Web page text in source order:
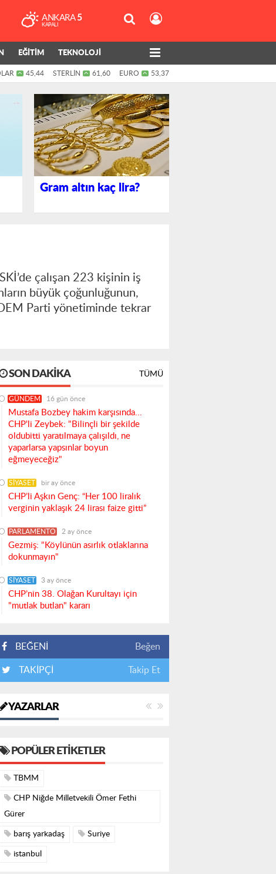
ANKARA 5
KAPALI
EĞİTİM TEKNOLOJİ
45,44 STERLİN 61,60 EURO 53,37
Gram altın kaç lira?
çalışan 223 kişinin iş
büyük çoğunluğunun,
Parti yönetiminde tekrar
SON DAKIKA TÜMÜ
GÜNDEM 16 gün önce
Mustafa Bozbey hakim karşısında...
CHP'li Zeybek: "Bilinçli bir şekilde
oldubitti yaratılmaya çalışıldı, ne
yaparlarsa yapsınlar boyun
eğmeyeceğiz"
SİYASET bir ay önce
CHP’li Aşkın Genç: “Her 100 liralık
verginin yaklaşık 24 lirası faize gitti”
PARLAMENTO 2 ay önce
Gezmiş: "Köylünün asırlık otlaklarına
dokunmayın"
SİYASET 3 ay önce
CHP’nin 38. Olağan Kurultayı için
"mutlak butlan" kararı
BEĞENİ Beğen
TAKİPÇİ Takip Et
YAZARLAR
POPÜLER ETIKETLER
TBMM
CHP Niğde Milletvekili Ömer Fethi
Gürer
barış yarkadaş Suriye
istanbul